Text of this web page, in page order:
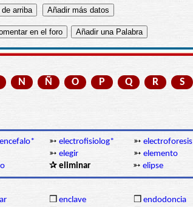
N Ñ O P Q R S
➳ electrofisiolog* ➳ electroforesis
➳ elegir ➳ elemento
✰ eliminar ➳ elipse
❒ enclave ❒ endodoncia